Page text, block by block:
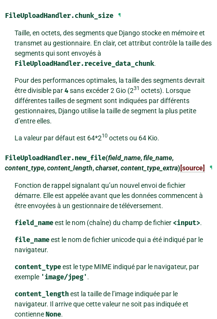
FileUploadHandler.chunk_size ¶
Taille, en octets, des segments que Django stocke en mémoire et
transmet au gestionnaire. En clair, cet attribut contrôle la taille des
segments qui sont envoyés à
FileUploadHandler.receive_data_chunk.
Pour des performances optimales, la taille des segments devrait
être divisible par4sans excéder 2 Gio (231 octets). Lorsque
différentes tailles de segment sont indiquées par différents
gestionnaires, Django utilise la taille de segment la plus petite
d’entre elles.
La valeur par défaut est 64*210octets ou 64 Kio.
FileUploadHandler.new_file(field_name,file_name,
content_type,content_length,charset,content_type_extra)[source] ¶
Fonction de rappel signalant qu’un nouvel envoi de fichier
démarre. Elle est appelée avant que les données commencent à
être envoyées à un gestionnaire de téléversement.
field_nameest le nom (chaîne) du champ de fichier <input>.
file_nameest le nom de fichier unicode qui a été indiqué par le
navigateur.
content_typeest le type MIME indiqué par le navigateur, par
exemple 'image/jpeg'.
content_lengthest la taille de l’image indiquée par le
navigateur. Il arrive que cette valeur ne soit pas indiquée et
contienneNone.